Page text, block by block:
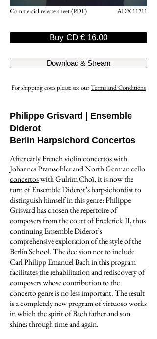
Commercial release sheet (PDF) ADX 11211
Buy CD € 16.00
Download & Stream
For shipping costs please see ourTerms and Conditions
Phil ippe Grisvard
| Ensemble
Diderot
Berlin Harpsichord Concertos
Afterearly French violin concertoswith
Johannes Pramsohler andNorth German cello
concertoswith Gulrim Choï, it is now the
turn of Ensemble Diderot’s harpsichordist to
distinguish himself in this genre: Philippe
Grisvard has chosen the repertoire of
composers from the court of Frederick II, thus
continuing Ensemble Diderot’s
comprehensive exploration of the style of the
Berlin School. The decision not to include
Carl Philipp Emanuel Bach in this program
facilitates the rehabilitation and rediscovery of
composers whose contribution to the
concerto genre is no less important. The result
is a completely new program of virtuoso works
in which the spirit of Bach father and son
shines through time and again.